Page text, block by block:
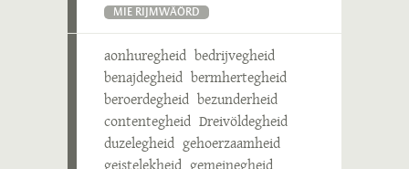
MIE RIJMWÄÖRD
aonhuregheid bedrijvegheid
benajdegheid bermhertegheid
beroerdegheid bezunderheid
contentegheid Dreivöldegheid
duzelegheid gehoerzaamheid